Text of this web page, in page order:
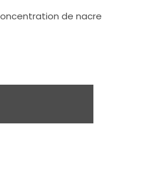
de nacre